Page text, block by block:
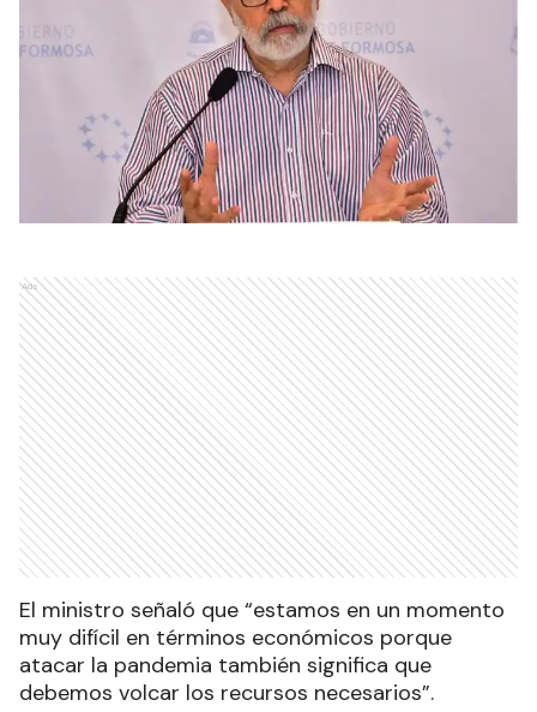
Ads
El ministro señaló que “estamos en un momento
muy difícil en términos económicos porque
atacar la pandemia también significa que
debemos volcar los recursos necesarios”.